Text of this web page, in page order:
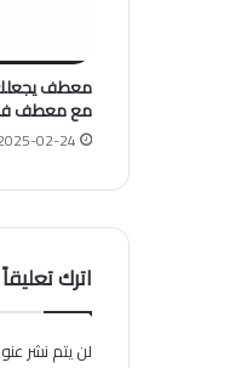
معطف يجعلك
مع معطف
02-24
اترك تعليقاً
لن يتم نشر